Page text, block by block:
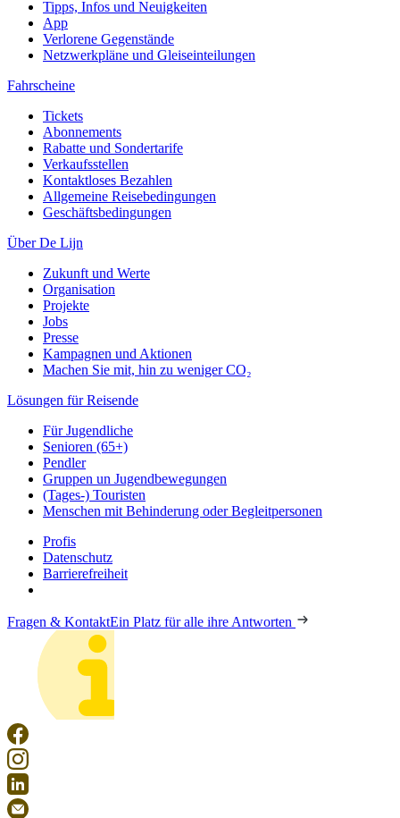
Tipps, Infos und Neuigkeiten
App
Verlorene Gegenstände
Netzwerkpläne und Gleiseinteilungen
Fahrscheine
Tickets
Abonnements
Rabatte und Sondertarife
Verkaufsstellen
Kontaktloses Bezahlen
Allgemeine Reisebedingungen
Geschäftsbedingungen
Über De Lijn
Zukunft und Werte
Organisation
Projekte
Jobs
Presse
Kampagnen und Aktionen
Machen Sie mit, hin zu weniger CO₂
Lösungen für Reisende
Für Jugendliche
Senioren (65+)
Pendler
Gruppen un Jugendbewegungen
(Tages-) Touristen
Menschen mit Behinderung oder Begleitpersonen
Profis
Datenschutz
Barrierefreiheit
Fragen & KontaktEin Platz für alle ihre Antworten